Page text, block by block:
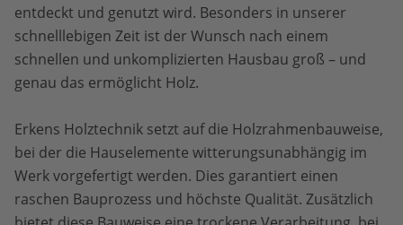
entdeckt und genutzt wird. Besonders in unserer
schnelllebigen Zeit ist der Wunsch nach einem
schnellen und unkomplizierten Hausbau groß – und
genau das ermöglicht Holz.
Erkens Holztechnik setzt auf die Holzrahmenbauweise,
bei der die Hauselemente witterungsunabhängig im
Werk vorgefertigt werden. Dies garantiert einen
raschen Bauprozess und höchste Qualität. Zusätzlich